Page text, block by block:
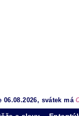
06.08.2026, svátek má